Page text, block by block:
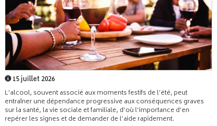
15 juillet 2026
L’alcool, souvent associé aux moments festifs de l’été, peut
entraîner une dépendance progressive aux conséquences graves
sur la santé, la vie sociale et familiale, d’où l’importance d’en
repérer les signes et de demander de l’aide rapidement.